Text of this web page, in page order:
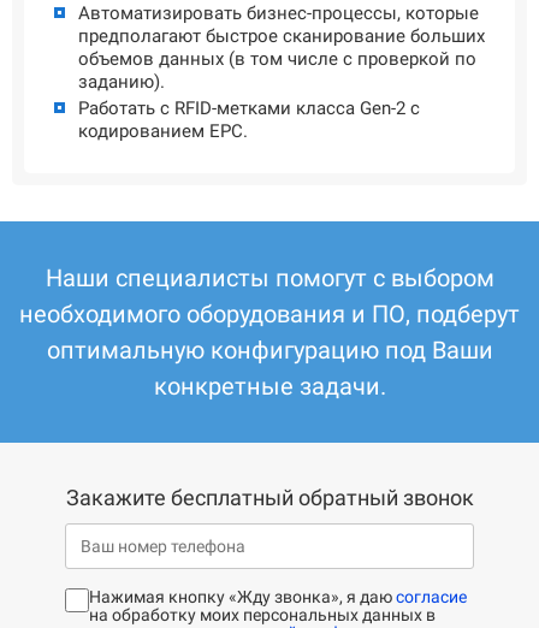
Автоматизировать бизнес-процессы, которые
предполагают быстрое сканирование больших
объемов данных (в том числе с проверкой по
заданию).
Работать с RFID-метками класса Gen-2 с
кодированием EPC.
Наши специалисты помогут с выбором
необходимого оборудования и ПО, подберут
оптимальную конфигурацию под Ваши
конкретные задачи.
Закажите бесплатный обратный звонок
Нажимая кнопку «Жду звонка», я даюсогласие
на обработку моих персональных данных в